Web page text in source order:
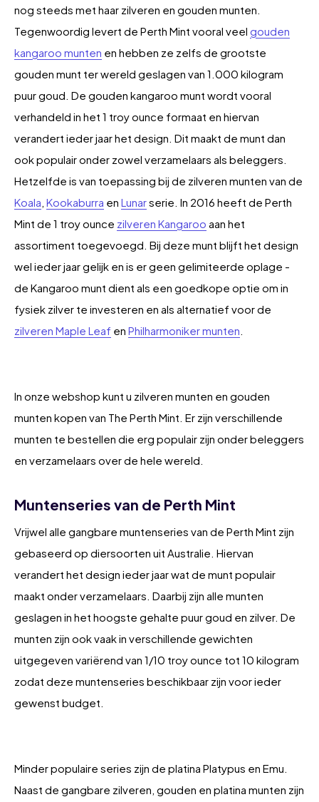
nog steeds met haar zilveren en gouden munten.
Tegenwoordig levert de Perth Mint vooral veel gouden
kangaroo munten en hebben ze zelfs de grootste
gouden munt ter wereld geslagen van 1.000 kilogram
puur goud. De gouden kangaroo munt wordt vooral
verhandeld in het 1 troy ounce formaat en hiervan
verandert ieder jaar het design. Dit maakt de munt dan
ook populair onder zowel verzamelaars als beleggers.
Hetzelfde is van toepassing bij de zilveren munten van de
Koala Kookaburra en Lunarserie. In 2016 heeft de Perth
Mint de 1 troy ounce zilveren Kangaroo aan het
assortiment toegevoegd. Bij deze munt blijft het design
wel ieder jaar gelijk en is er geen gelimiteerde oplage -
de Kangaroo munt dient als een goedkope optie om in
fysiek zilver te investeren en als alternatief voor de
zilveren Maple Leaf en Philharmoniker munten
In onze webshop kunt u zilveren munten en gouden
munten kopen van The Perth Mint. Er zijn verschillende
munten te bestellen die erg populair zijn onder beleggers
en verzamelaars over de hele wereld.
Muntenseries van de Perth Mint
Vrijwel alle gangbare muntenseries van de Perth Mint zijn
gebaseerd op diersoorten uit Australie. Hiervan
verandert het design ieder jaar wat de munt populair
maakt onder verzamelaars. Daarbij zijn alle munten
geslagen in het hoogste gehalte puur goud en zilver. De
munten zijn ook vaak in verschillende gewichten
uitgegeven variërend van 1/10 troy ounce tot 10 kilogram
zodat deze muntenseries beschikbaar zijn voor ieder
gewenst budget.
Minder populaire series zijn de platina Platypus en Emu.
Naast de gangbare zilveren, gouden en platina munten zijn